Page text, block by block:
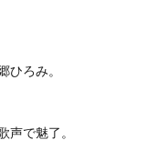
ひろみ。
声で魅了。